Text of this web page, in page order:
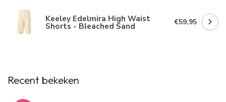
Keeley Edelmira High Waist
Shorts - Bleached Sand €59,95
Recent bekeken